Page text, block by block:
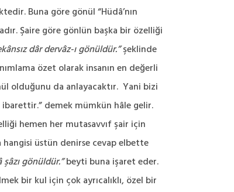
Buna göre gönül “Hüdâ’nın
Şaire göre gönlün başka bir özelliği
dâr dervâz-ı gönüldür.”şeklinde
özet olarak insanın en değerli
olduğunu da anlayacaktır. Yani bizi
ibarettir.” demek mümkün hâle gelir.
hemen her mutasavvıf şair için
hangisi üstün denirse cevap elbette
gönüldür.”beyti buna işaret eder.
bir kul için çok ayrıcalıklı, özel bir